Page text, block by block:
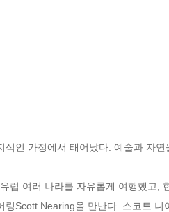
식인 가정에서 태어났다. 예술과 자
럽 여러 나라를 자유롭게 여행했고,
링Scott Nearing을 만난다. 스코트